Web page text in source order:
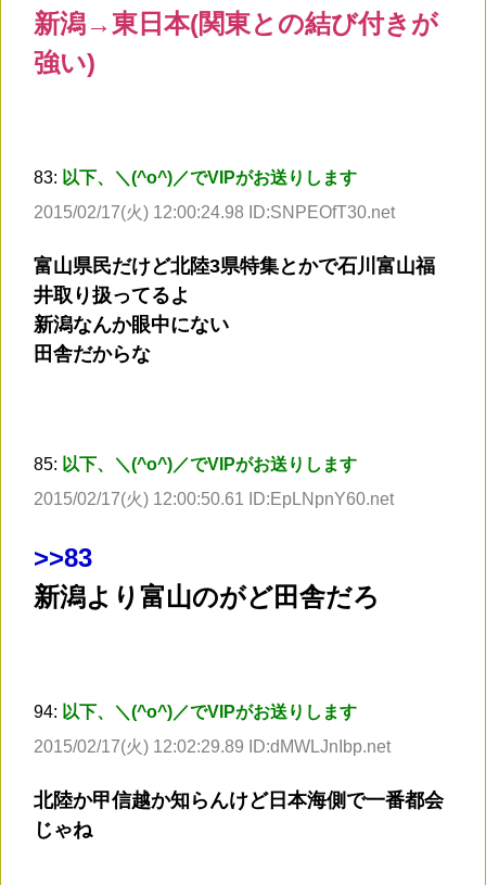
新潟→東日本(関東との結び付きが
強い)
83: 以下、＼(^o^)／でVIPがお送りします
2015/02/17(火) 12:00:24.98 ID:SNPEOfT30.net
富山県民だけど北陸3県特集とかで石川富山福
井取り扱ってるよ
新潟なんか眼中にない
田舎だからな
85: 以下、＼(^o^)／でVIPがお送りします
2015/02/17(火) 12:00:50.61 ID:EpLNpnY60.net
>>83
新潟より富山のがど田舎だろ
94: 以下、＼(^o^)／でVIPがお送りします
2015/02/17(火) 12:02:29.89 ID:dMWLJnIbp.net
北陸か甲信越か知らんけど日本海側で一番都会
じゃね